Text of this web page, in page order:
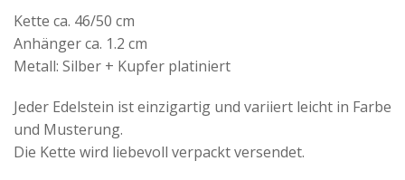
Kette ca. 46/50 cm
Anhänger ca. 1.2 cm
Metall: Silber + Kupfer platiniert
Jeder Edelstein ist einzigartig und variiert leicht in Farbe
und Musterung.
Die Kette wird liebevoll verpackt versendet.